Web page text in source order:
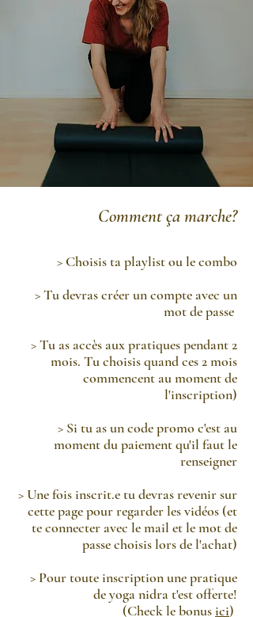
Comment ça marche?
​> Choisis ta playlist ou le combo
> Tu devras créer un compte avec un
mot de passe
> Tu as accès aux pratiques pendant 2
mois. Tu choisis quand ces 2 mois
commencent au moment de
l'inscription)
> Si tu as un code promo c'est au
moment du paiement qu'il faut le
renseigner
> Une fois inscrit.e tu devras revenir sur
cette page pour regarder les vidéos (et
te connecter avec le mail et le mot de
passe choisis lors de l'achat)
> Pour toute inscription une pratique
de yoga nidra t'est offerte!
(Check le bonusici)